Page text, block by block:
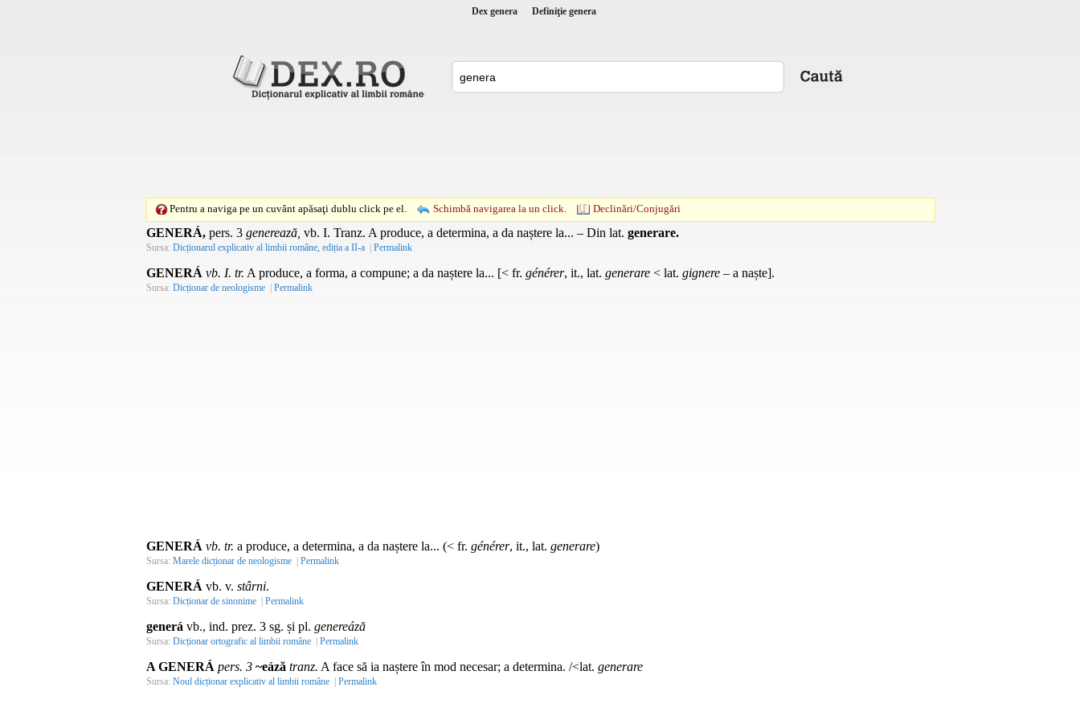
Dex genera Definiţie genera
Pentru a naviga pe un cuvânt apăsaţi dublu click pe el. Schimbă navigarea la un click. Declinări/Conjugări
GENERÁ, pers. 3 generează, vb. I. Tranz. A produce, a determina, a da naștere la... – Din lat. generare.
Sursa: Dicționarul explicativ al limbii române, ediția a II-a | Permalink
GENERÁ vb. I. tr. A produce, a forma, a compune; a da naștere la... [< fr. générer, it., lat. generare < lat. gignere – a naște].
Sursa: Dicționar de neologisme | Permalink
GENERÁ vb. tr. a produce, a determina, a da naștere la... (< fr. générer, it., lat. generare)
Sursa: Marele dicționar de neologisme | Permalink
GENERÁ vb. v. stârni.
Sursa: Dicționar de sinonime | Permalink
generá vb., ind. prez. 3 sg. și pl. genereáză
Sursa: Dicționar ortografic al limbii române | Permalink
A GENERÁ pers. 3 ~eáză tranz. A face să ia naștere în mod necesar; a determina. /<lat. generare
Sursa: Noul dicționar explicativ al limbii române | Permalink